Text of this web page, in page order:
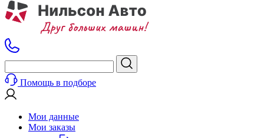
Помощь в подборе
Мои данные
Мои заказы